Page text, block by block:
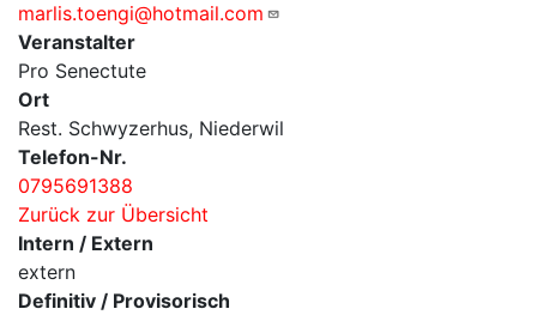
marlis.toengi@hotmail.com
Veranstalter
Pro Senectute
Ort
Rest. Schwyzerhus, Niederwil
Telefon-Nr.
0795691388
Zurück zur Übersicht
Intern / Extern
extern
Definitiv / Provisorisch